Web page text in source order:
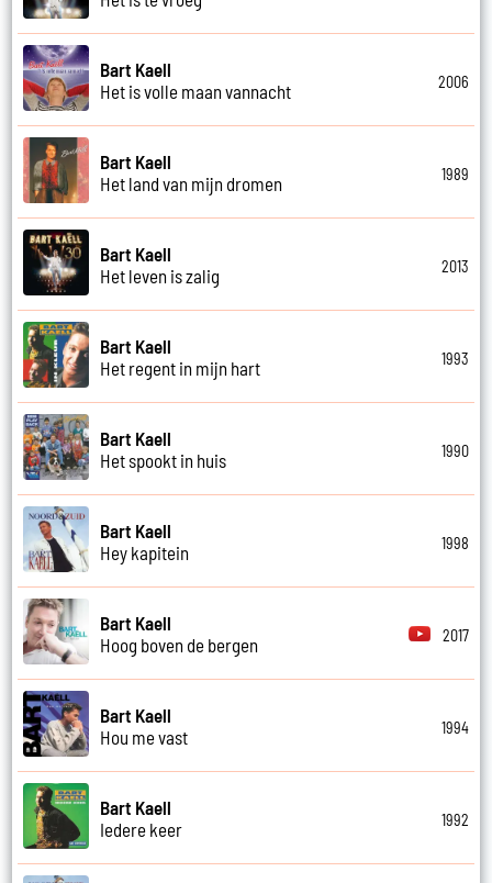
Bart Kaell
Het is volle maan vannacht
2006
Bart Kaell
Het land van mijn dromen
1989
Bart Kaell
Het leven is zalig
2013
Bart Kaell
Het regent in mijn hart
1993
Bart Kaell
Het spookt in huis
1990
Bart Kaell
Hey kapitein
1998
Bart Kaell
Hoog boven de bergen
2017
Bart Kaell
Hou me vast
1994
Bart Kaell
Iedere keer
1992